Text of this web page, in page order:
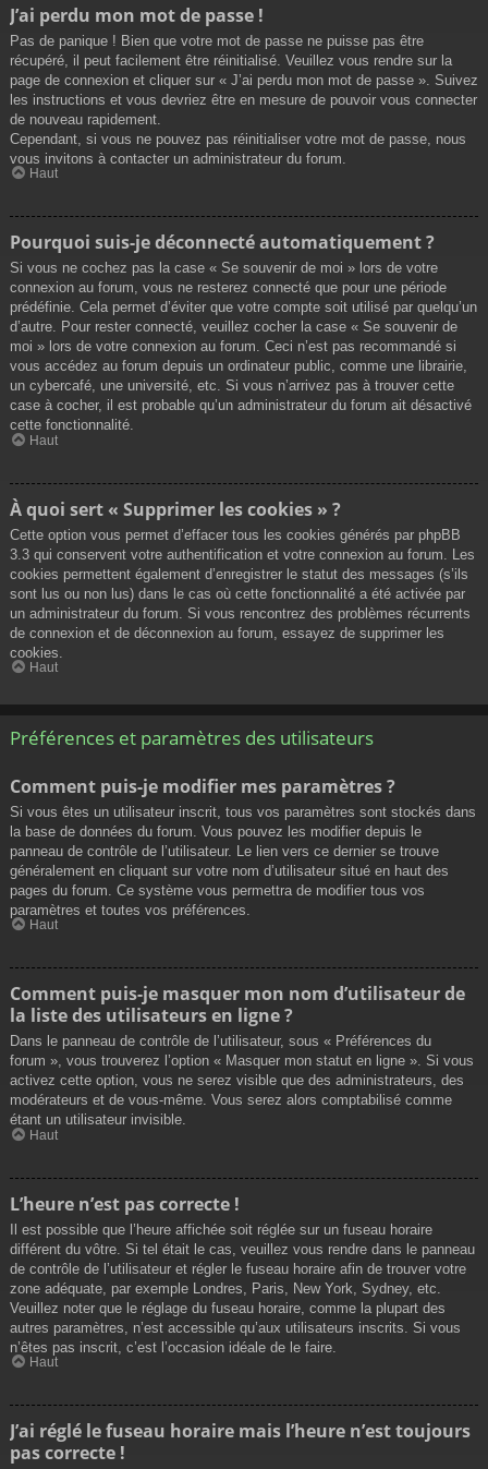
J’ai perdu mon mot de passe !
Pas de panique ! Bien que votre mot de passe ne puisse pas être
récupéré, il peut facilement être réinitialisé. Veuillez vous rendre sur la
page de connexion et cliquer sur « J’ai perdu mon mot de passe ». Suivez
les instructions et vous devriez être en mesure de pouvoir vous connecter
de nouveau rapidement.
Cependant, si vous ne pouvez pas réinitialiser votre mot de passe, nous
vous invitons à contacter un administrateur du forum.
Haut
Pourquoi suis-je déconnecté automatiquement ?
Si vous ne cochez pas la case « Se souvenir de moi » lors de votre
connexion au forum, vous ne resterez connecté que pour une période
prédéfinie. Cela permet d’éviter que votre compte soit utilisé par quelqu’un
d’autre. Pour rester connecté, veuillez cocher la case « Se souvenir de
moi » lors de votre connexion au forum. Ceci n’est pas recommandé si
vous accédez au forum depuis un ordinateur public, comme une librairie,
un cybercafé, une université, etc. Si vous n’arrivez pas à trouver cette
case à cocher, il est probable qu’un administrateur du forum ait désactivé
cette fonctionnalité.
Haut
À quoi sert « Supprimer les cookies » ?
Cette option vous permet d’effacer tous les cookies générés par phpBB
3.3 qui conservent votre authentification et votre connexion au forum. Les
cookies permettent également d’enregistrer le statut des messages (s’ils
sont lus ou non lus) dans le cas où cette fonctionnalité a été activée par
un administrateur du forum. Si vous rencontrez des problèmes récurrents
de connexion et de déconnexion au forum, essayez de supprimer les
cookies.
Haut
Préférences et paramètres des utilisateurs
Comment puis-je modifier mes paramètres ?
Si vous êtes un utilisateur inscrit, tous vos paramètres sont stockés dans
la base de données du forum. Vous pouvez les modifier depuis le
panneau de contrôle de l’utilisateur. Le lien vers ce dernier se trouve
généralement en cliquant sur votre nom d’utilisateur situé en haut des
pages du forum. Ce système vous permettra de modifier tous vos
paramètres et toutes vos préférences.
Haut
Comment puis-je masquer mon nom d’utilisateur de
la liste des utilisateurs en ligne ?
Dans le panneau de contrôle de l’utilisateur, sous « Préférences du
forum », vous trouverez l’option « Masquer mon statut en ligne ». Si vous
activez cette option, vous ne serez visible que des administrateurs, des
modérateurs et de vous-même. Vous serez alors comptabilisé comme
étant un utilisateur invisible.
Haut
L’heure n’est pas correcte !
Il est possible que l’heure affichée soit réglée sur un fuseau horaire
différent du vôtre. Si tel était le cas, veuillez vous rendre dans le panneau
de contrôle de l’utilisateur et régler le fuseau horaire afin de trouver votre
zone adéquate, par exemple Londres, Paris, New York, Sydney, etc.
Veuillez noter que le réglage du fuseau horaire, comme la plupart des
autres paramètres, n’est accessible qu’aux utilisateurs inscrits. Si vous
n’êtes pas inscrit, c’est l’occasion idéale de le faire.
Haut
J’ai réglé le fuseau horaire mais l’heure n’est toujours
pas correcte !